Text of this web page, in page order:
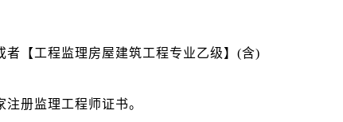
【工程监理房屋建筑工程专业乙级】(含)
册监理工程师证书。